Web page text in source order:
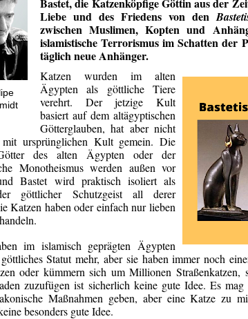
Liebe und des Friedens von den
zwischen Muslimen, Kopten und
islamistische Terrorismus im Schatten der
täglich neue Anhänger.
Katzen wurden im alten
Ägypten als göttliche Tiere
verehrt. Der jetzige Kult
basiert auf dem altägyptischen
Götterglauben, hat aber nicht
ursprünglichen Kult gemein. Die
des alten Ägypten oder der
Monotheismus werden außen vor
Bastet wird praktisch isoliert als
göttlicher Schutzgeist all derer
Katzen haben oder einfach nur lieben
im islamisch geprägten Ägypten
Statut mehr, aber sie haben immer noch
oder kümmern sich um Millionen
zuzufügen ist sicherlich keine gute Idee. Es
Maßnahmen geben, aber eine Katze zu
besonders gute Idee.